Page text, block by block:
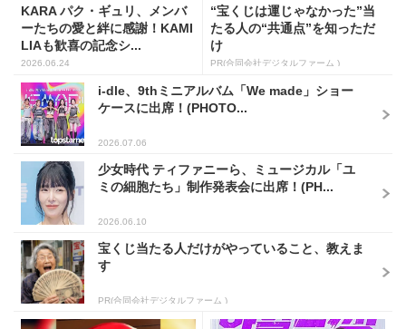
KARA パク・ギュリ、メンバ
ーたちの愛と絆に感謝！KAMI
LIAも歓喜の記念シ...
2026.06.24
“宝くじは運じゃなかった”当
たる人の“共通点”を知っただ
け
PR(合同会社デジタルファーム )
i-dle、9thミニアルバム「We made」ショー
ケースに出席！(PHOTO...
2026.07.06
少女時代 ティファニーら、ミュージカル「ユ
ミの細胞たち」制作発表会に出席！(PH...
2026.06.10
宝くじ当たる人だけがやっていること、教えま
す
PR(合同会社デジタルファーム )